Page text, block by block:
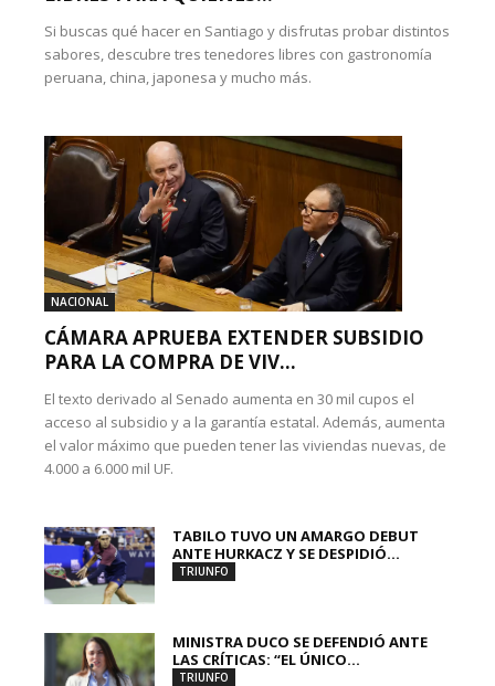
Si buscas qué hacer en Santiago y disfrutas probar distintos
sabores, descubre tres tenedores libres con gastronomía
peruana, china, japonesa y mucho más.
NACIONAL
CÁMARA APRUEBA EXTENDER SUBSIDIO
PARA LA COMPRA DE VIV...
El texto derivado al Senado aumenta en 30 mil cupos el
acceso al subsidio y a la garantía estatal. Además, aumenta
el valor máximo que pueden tener las viviendas nuevas, de
4.000 a 6.000 mil UF.
TABILO TUVO UN AMARGO DEBUT
ANTE HURKACZ Y SE DESPIDIÓ...
TRIUNFO
MINISTRA DUCO SE DEFENDIÓ ANTE
LAS CRÍTICAS: “EL ÚNICO...
TRIUNFO